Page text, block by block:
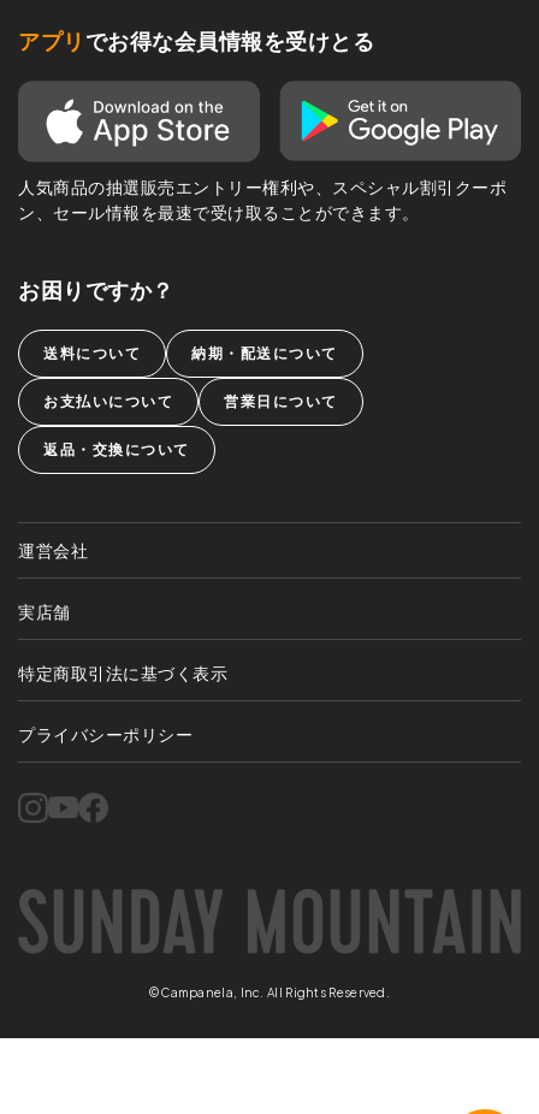
アプリ でお得な会員情報を受けとる
人気商品の抽選販売エントリー権利や、スペシャル割引クーポ
ン、セール情報を最速で受け取ることができます。
お困りですか？
送料について 納期・配送について
お支払いについて 営業日について
返品・交換について
運営会社
実店舗
特定商取引法に基づく表示
プライバシーポリシー
©Campanela, Inc. All Rights Reserved.